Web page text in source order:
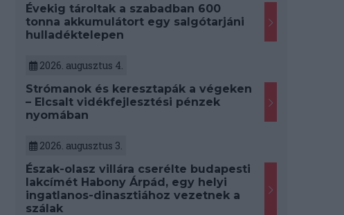
Évekig tároltak a szabadban 600
tonna akkumulátort egy salgótarjáni
hulladéktelepen
2026. augusztus 4.
Strómanok és keresztapák a végeken
– Elcsalt vidékfejlesztési pénzek
nyomában
2026. augusztus 3.
Észak-olasz villára cserélte budapesti
lakcímét Habony Árpád, egy helyi
ingatlanos-dinasztiához vezetnek a
szálak